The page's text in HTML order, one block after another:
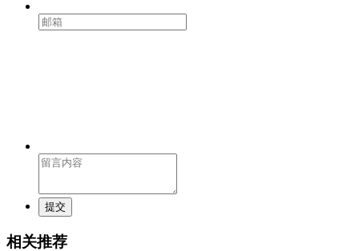
提交
相关推荐